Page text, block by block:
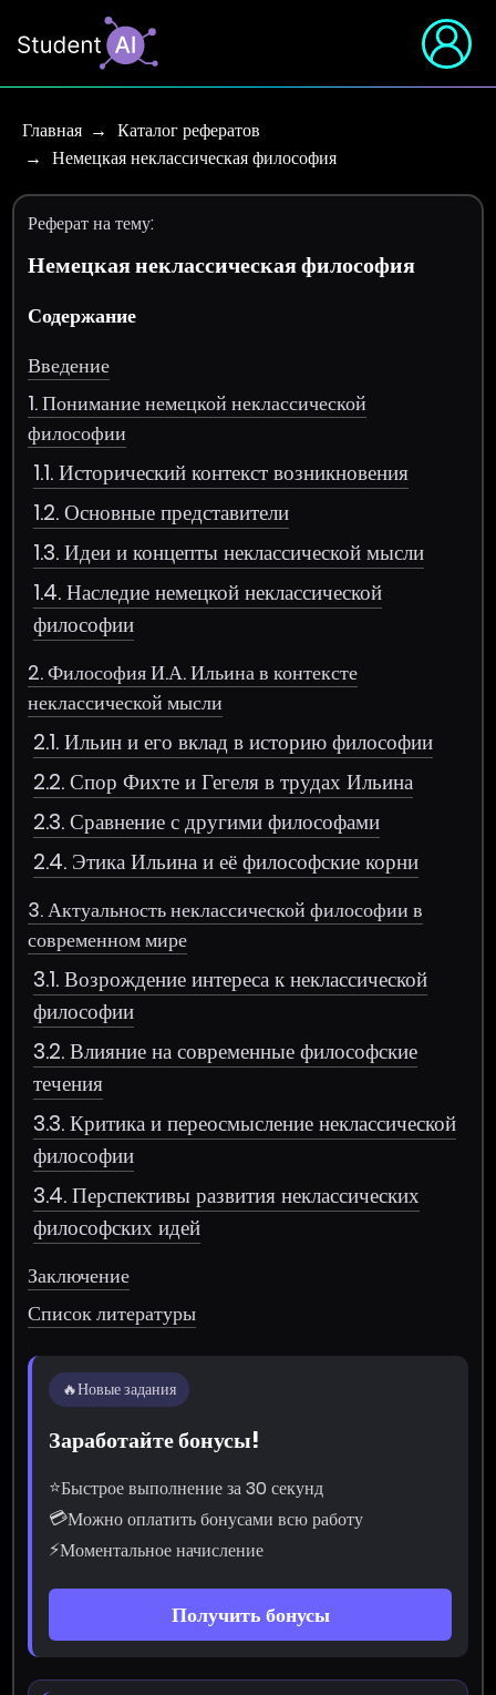
Главная
Каталог рефератов
Немецкая неклассическая философия
Реферат на тему:
Немецкая неклассическая философия
Содержание
Введение
1. Понимание немецкой неклассической
философии
1.1. Исторический контекст возникновения
1.2. Основные представители
1.3. Идеи и концепты неклассической мысли
1.4. Наследие немецкой неклассической
философии
2. Философия И.А. Ильина в контексте
неклассической мысли
2.1. Ильин и его вклад в историю философии
2.2. Спор Фихте и Гегеля в трудах Ильина
2.3. Сравнение с другими философами
2.4. Этика Ильина и её философские корни
3. Актуальность неклассической философии в
современном мире
3.1. Возрождение интереса к неклассической
философии
3.2. Влияние на современные философские
течения
3.3. Критика и переосмысление неклассической
философии
3.4. Перспективы развития неклассических
философских идей
Заключение
Список литературы
🔥Новые задания
Заработайте бонусы!
⭐Быстрое выполнение за 30 секунд
💳Можно оплатить бонусами всю работу
⚡Моментальное начисление
Получить бонусы